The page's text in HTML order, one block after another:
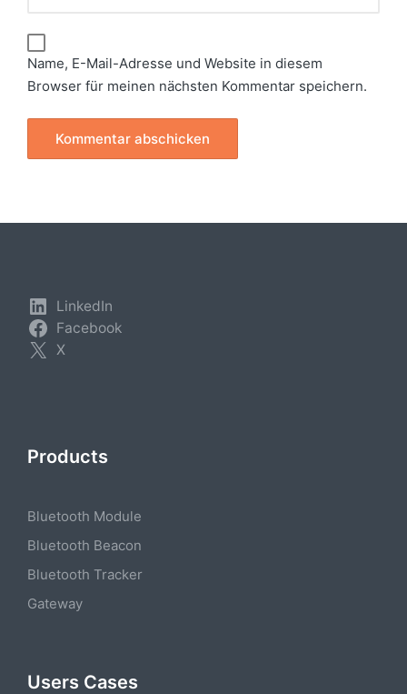
Name, E-Mail-Adresse und Website in diesem
Browser für meinen nächsten Kommentar speichern.
LinkedIn
Facebook
X
Products
Bluetooth Module
Bluetooth Beacon
Bluetooth Tracker
Gateway
Users Cases